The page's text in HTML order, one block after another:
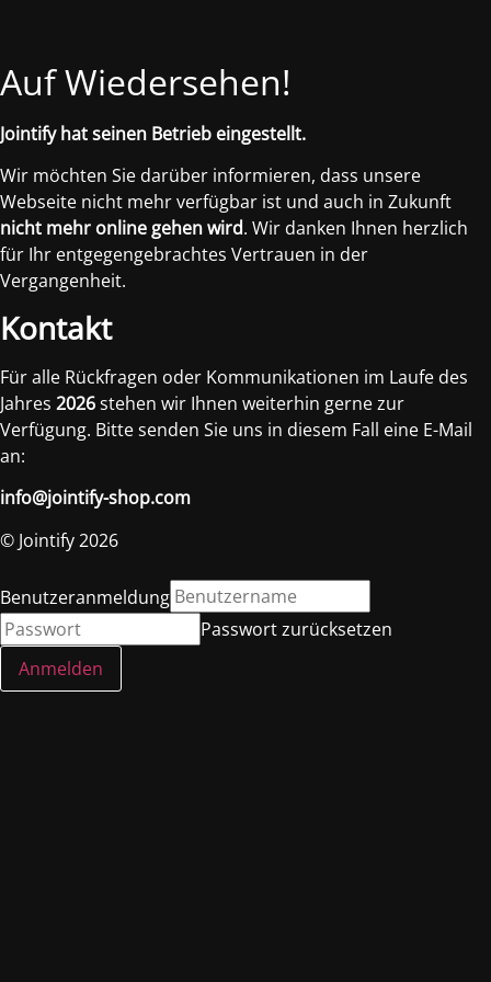
Auf Wiedersehen!
Jointify hat seinen Betrieb eingestellt.
Wir möchten Sie darüber informieren, dass unsere
Webseite nicht mehr verfügbar ist und auch in Zukunft
nicht mehr online gehen wird. Wir danken Ihnen herzlich
für Ihr entgegengebrachtes Vertrauen in der
Vergangenheit.
Kontakt
Für alle Rückfragen oder Kommunikationen im Laufe des
Jahres 2026stehen wir Ihnen weiterhin gerne zur
Verfügung. Bitte senden Sie uns in diesem Fall eine E-Mail
an:
info@jointify-shop.com
© Jointify 2026
Benutzeranmeldung
Passwort zurücksetzen